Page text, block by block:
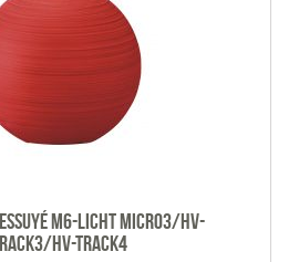
M6-Licht Micro3/HV-
HV-track4